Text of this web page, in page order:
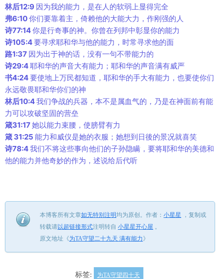
林后12:9 因为我的能力，是在人的软弱上显得完全
弗6:10你们要靠着主，倚赖他的大能大力，作刚强的人
诗77:14你是行奇事的神。你曾在列邦中彰显你的能力
诗105:4要寻求耶和华与他的能力，时常寻求他的面
路1:37 因为出于神的话，没有一句不带能力的
诗29:4耶和华的声音大有能力；耶和华的声音满有威严
书4:24要使地上万民都知道，耶和华的手大有能力，也要使你们
永远敬畏耶和华你们的神
林后10:4我们争战的兵器，本不是属血气的，乃是在神面前有能
力可以攻破坚固的营垒
箴31:17她以能力束腰，使膀臂有力
箴 31:25 能力和威仪是她的衣服；她想到日後的景况就喜笑
诗78:4我们不将这些事向他们的子孙隐瞒，要将耶和华的美德和
他的能力并他奇妙的作为，述说给后代听
本博客所有文章如无特别注明均为原创。 作者： 小星星 ， 复制或
转载请以超链接形式注明转自 小星星开心屋 。
原文地址《为TA守望二十九天 满有能力》
标签: 为TA守望四十天